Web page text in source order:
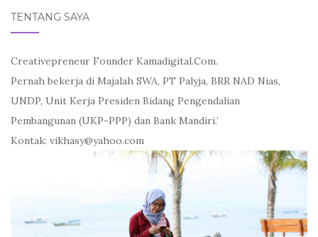
TENTANG SAYA
Creativepreneur Founder Kamadigital.Com.
Pernah bekerja di Majalah SWA, PT Palyja, BRR NAD Nias,
UNDP, Unit Kerja Presiden Bidang Pengendalian
Pembangunan (UKP-PPP) dan Bank Mandiri.’
Kontak: vikhasy@yahoo.com